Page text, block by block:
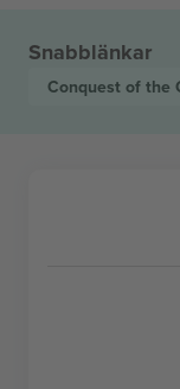
Snabblänkar
Conquest of the